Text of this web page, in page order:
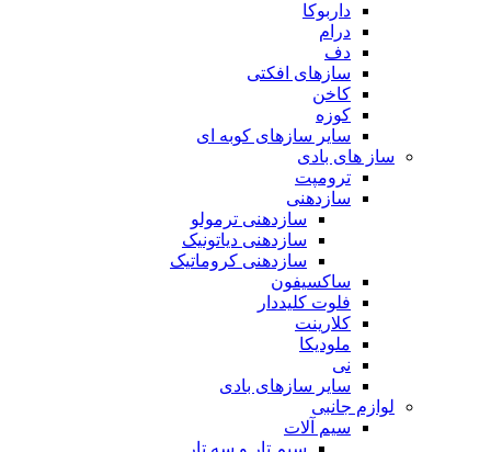
داربوکا
درام
دف
سازهای افکتی
کاخن
کوزه
سایر سازهای کوبه ای
ساز های بادی
ترومپت
سازدهنی
سازدهنی ترمولو
سازدهنی دیاتونیک
سازدهنی کروماتیک
ساکسیفون
فلوت کلیددار
کلارینت
ملودیکا
نی
سایر سازهای بادی
لوازم جانبی
سیم آلات
سیم تار و سه تار